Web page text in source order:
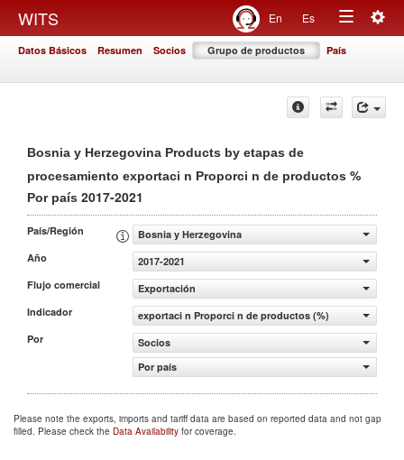
WITS En Es
Toggle
Datos Básicos Resumen Socios Grupo de productos País
Bosnia y Herzegovina Products by etapas de
procesamiento exportaci n Proporci n de productos %
Por país 2017-2021
País/Región
Bosnia y Herzegovina
Año
2017-2021
Flujo comercial
Exportación
Indicador
exportaci n Proporci n de productos (%)
Por
Socios
Por país
Please note the exports, imports and tariff data are based on reported data and not gap
filled. Please check the Data Availability for coverage.